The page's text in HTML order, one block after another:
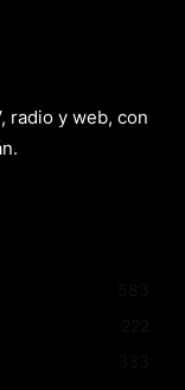
radio y web, con